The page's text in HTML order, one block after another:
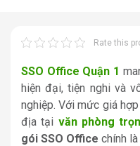
Rate this
SSO Office Quận 1
hiện đại, tiện nghi và
nghiệp. Với mức giá
địa tại văn phòng
gói SSO Office chính